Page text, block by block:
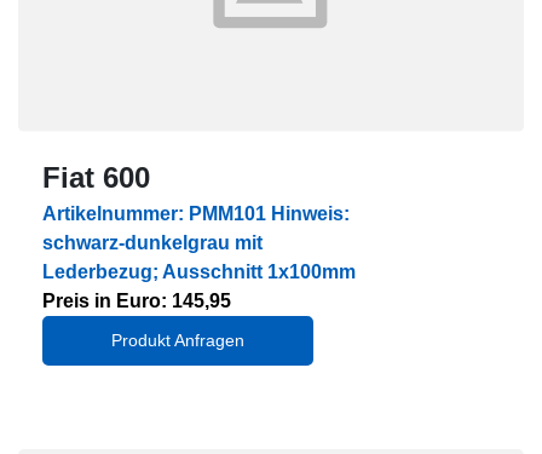
Fiat 600
Artikelnummer: PMM101 Hinweis:
schwarz-dunkelgrau mit
Lederbezug; Ausschnitt 1x100mm
Preis in Euro: 145,95
Produkt Anfragen